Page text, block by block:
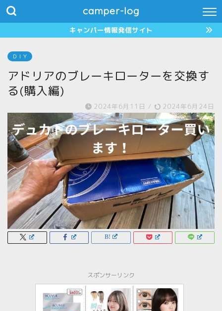
camper-log
キャンパー情報発信サイト
ＤＩＹ
アドリアのブレーキローターを交換す
る(購入編)
2024年6月11日 / 2024年6月24日
スポンサーリンク